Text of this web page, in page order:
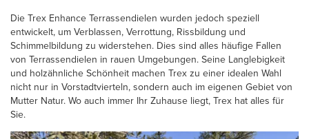
Die Trex Enhance Terrassendielen wurden jedoch speziell
entwickelt, um Verblassen, Verrottung, Rissbildung und
Schimmelbildung zu widerstehen. Dies sind alles häufige Fallen
von Terrassendielen in rauen Umgebungen. Seine Langlebigkeit
und holzähnliche Schönheit machen Trex zu einer idealen Wahl
nicht nur in Vorstadtvierteln, sondern auch im eigenen Gebiet von
Mutter Natur. Wo auch immer Ihr Zuhause liegt, Trex hat alles für
Sie.